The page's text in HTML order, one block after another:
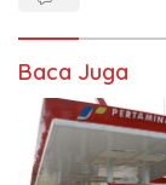
Baca Juga